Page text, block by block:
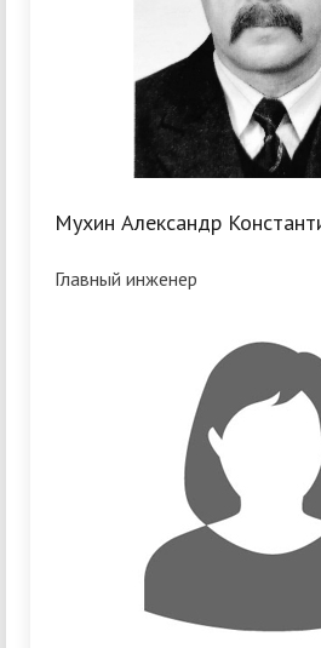
Мухин Александр
Главный инженер